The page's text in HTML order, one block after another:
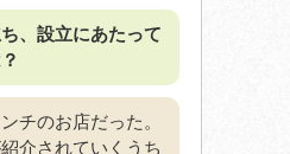
、設立にあたって
チのお店だった。
介されていくうち